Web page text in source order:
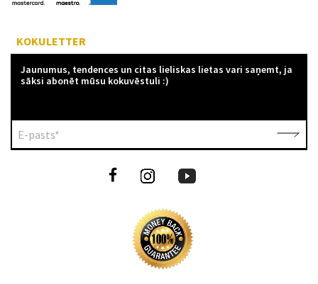
KOKULETTER
Jaunumus, tendences un citas lieliskas lietas vari saņemt, ja
sāksi abonēt mūsu kokuvēstuli :)
E-pasts*